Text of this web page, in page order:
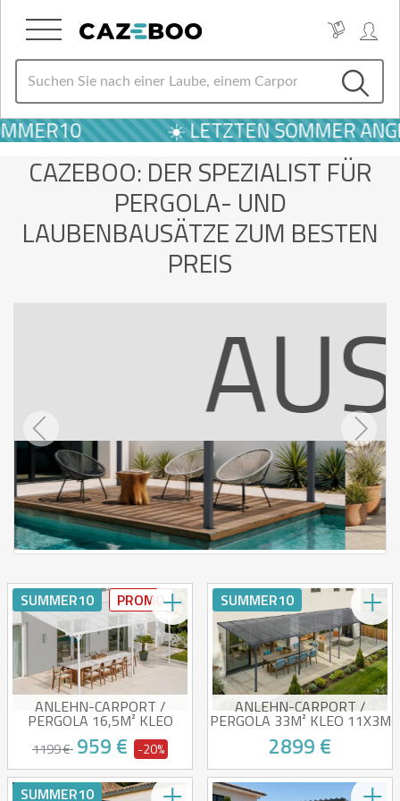
☀️ LETZTEN SOMMER
CAZEBOO: DER SPEZIALIST FÜR
PERGOLA- UND
LAUBENBAUSÄTZE ZUM BESTEN
PREIS
309 €
Previous Next
SUMMER10 PROMO
ANLEHN-CARPORT /
PERGOLA 16,5M² KLEO
5,5X3M ALUMINIUM WEISS
1199 € 959 € -20%
Anlehncarport/Pergola
Polycarbonatdach
SUMMER10
ANLEHN-CARPORT /
PERGOLA 33M² KLEO 11X3M
ALUMINIUM GRAU
2899 €
Pergola/Anbaucarport mit
Schrägdach
SUMMER10